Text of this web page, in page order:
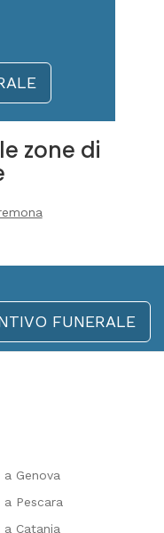
zone di
FUNERALE
a Genova
a Pescara
a Catania